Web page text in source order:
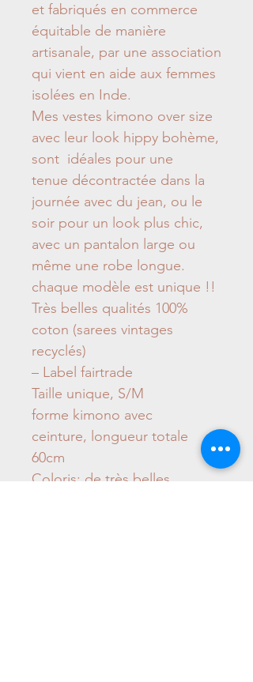
et fabriqués en commerce
équitable de manière
artisanale, par une association
qui vient en aide aux femmes
isolées en Inde.
Mes vestes kimono over size
avec leur look hippy bohème,
sont idéales pour une
tenue décontractée dans la
journée avec du jean, ou le
soir pour un look plus chic,
avec un pantalon large ou
même une robe longue.
chaque modèle est unique !!
Très belles qualités 100%
coton (sarees vintages
recyclés)
– Label fairtrade
Taille unique, S/M
forme kimono avec
ceinture, longueur totale
60cm
Coloris: de très belles